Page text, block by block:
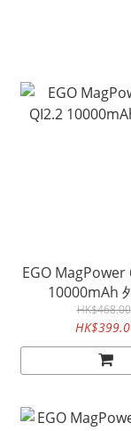
EGO MagPower
10000mAh
HK$468.00